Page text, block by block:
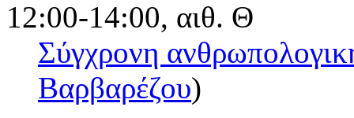
12:00-14:00, αιθ. Θ
Σύγχρονη
Βαρβαρέζου)